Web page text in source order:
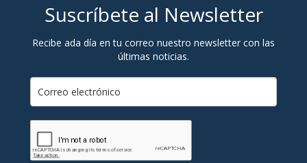
Suscríbete al Newsletter
Recibe ada día en tu correo nuestro newsletter con las
últimas noticias.